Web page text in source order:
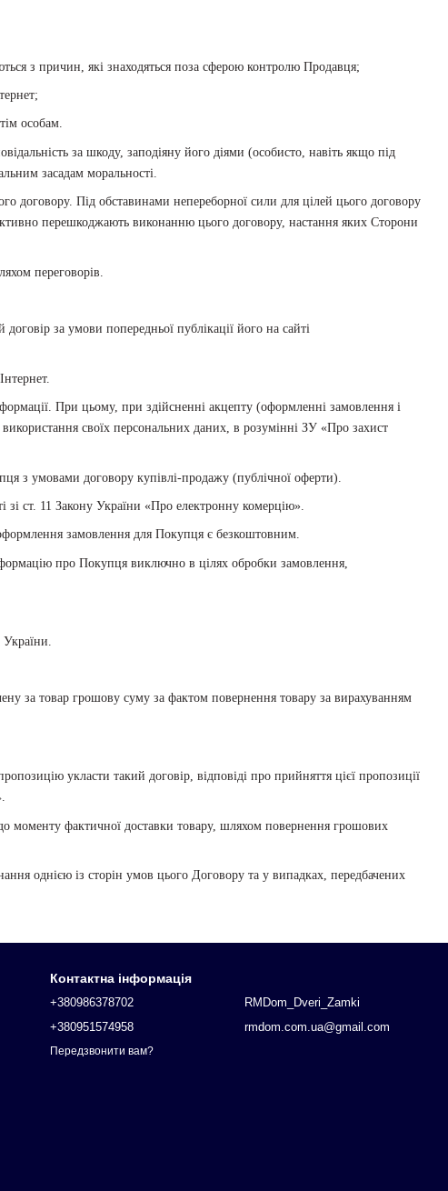
з причин, які знаходяться поза сферою контролю Продавця;
особам.
за шкоду, заподіяну його діями (особисто, навіть якщо під
засадам моральності.
договору. Під обставинами непереборної сили для цілей цього договору
перешкоджають виконанню цього договору, настання яких Сторони
переговорів.
за умови попередньої публікації його на сайті
При цьому, при здійсненні акцепту (оформленні замовлення і
своїх персональних даних, в розумінні ЗУ «Про захист
з умовами договору купівлі-продажу (публічної оферти).
ст. 11 Закону України «Про електронну комерцію».
замовлення для Покупця є безкоштовним.
про Покупця виключно в цілях обробки замовлення,
за товар грошову суму за фактом повернення товару за вирахуванням
укласти такий договір, відповіді про прийняття цієї пропозиції
моменту фактичної доставки товару, шляхом повернення грошових
однією із сторін умов цього Договору та у випадках, передбачених
Контактна інформація
+380986378702
+380951574958
Передзвонити вам?
RMDom_Dveri_Zamki
rmdom.com.ua@gmail.com